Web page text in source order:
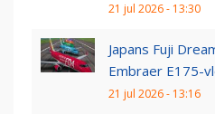
21 jul 2026 - 13:30
Japans Fuji
Embraer E175-
21 jul 2026 - 13:16